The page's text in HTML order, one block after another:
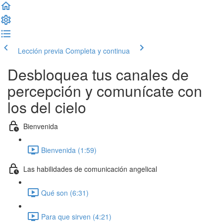
Lección previa Completa y continua
Desbloquea tus canales de
percepción y comunícate con
los del cielo
Bienvenida
Bienvenida (1:59)
Las habilidades de comunicación angelical
Qué son (6:31)
Para que sirven (4:21)